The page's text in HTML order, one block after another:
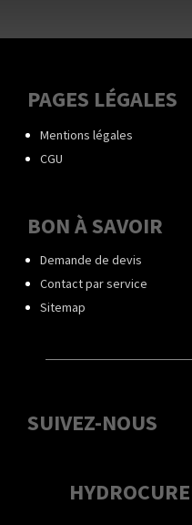
PAGES LÉGALES
Mentions légales
CGU
BON À SAVOIR
Demande de devis
Contact par service
Sitemap
SUIVEZ-NOUS